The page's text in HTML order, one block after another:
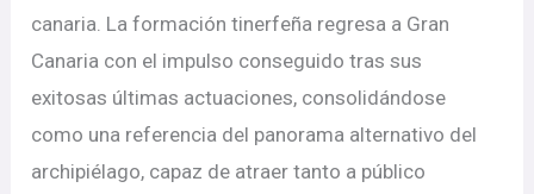
canaria. La formación tinerfeña regresa a Gran
Canaria con el impulso conseguido tras sus
exitosas últimas actuaciones, consolidándose
como una referencia del panorama alternativo del
archipiélago, capaz de atraer tanto a público